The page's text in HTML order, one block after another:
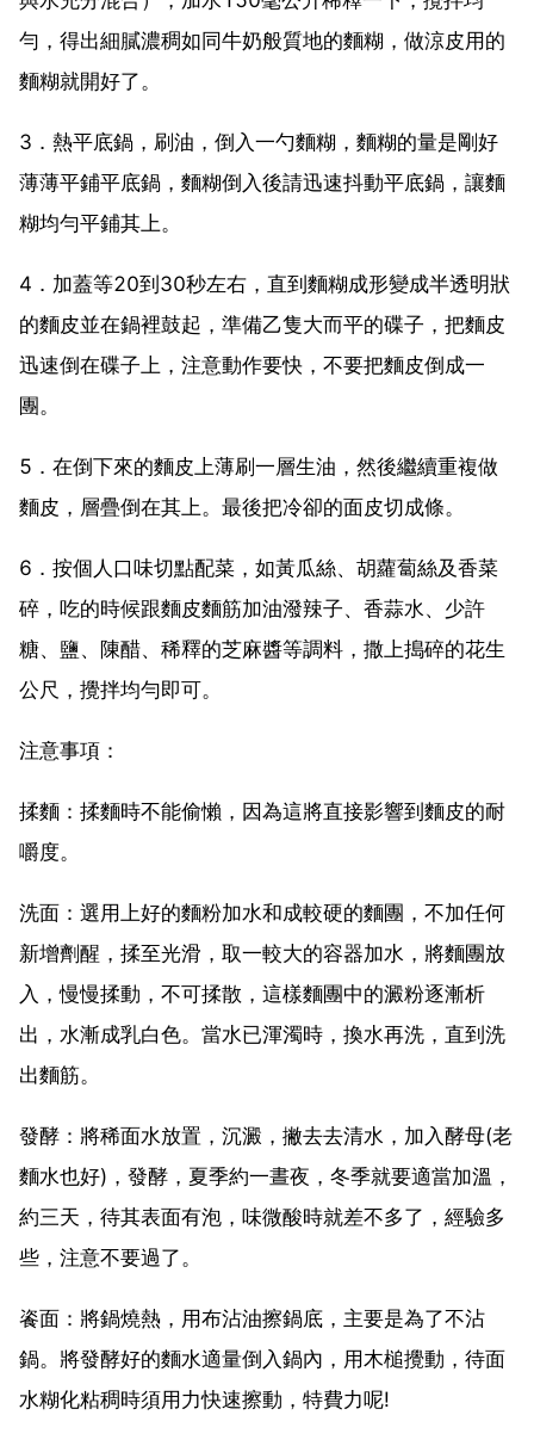
勻，得出細膩濃稠如同牛奶般質地的麵糊，做涼皮用的
麵糊就開好了。
3．熱平底鍋，刷油，倒入一勺麵糊，麵糊的量是剛好
薄薄平鋪平底鍋，麵糊倒入後請迅速抖動平底鍋，讓麵
糊均勻平鋪其上。
4．加蓋等20到30秒左右，直到麵糊成形變成半透明狀
的麵皮並在鍋裡鼓起，準備乙隻大而平的碟子，把麵皮
迅速倒在碟子上，注意動作要快，不要把麵皮倒成一
團。
5．在倒下來的麵皮上薄刷一層生油，然後繼續重複做
麵皮，層疊倒在其上。最後把冷卻的面皮切成條。
6．按個人口味切點配菜，如黃瓜絲、胡蘿蔔絲及香菜
碎，吃的時候跟麵皮麵筋加油潑辣子、香蒜水、少許
糖、鹽、陳醋、稀釋的芝麻醬等調料，撒上搗碎的花生
公尺，攪拌均勻即可。
注意事項：
揉麵：揉麵時不能偷懶，因為這將直接影響到麵皮的耐
嚼度。
洗面：選用上好的麵粉加水和成較硬的麵團，不加任何
新增劑醒，揉至光滑，取一較大的容器加水，將麵團放
入，慢慢揉動，不可揉散，這樣麵團中的澱粉逐漸析
出，水漸成乳白色。當水已渾濁時，換水再洗，直到洗
出麵筋。
發酵：將稀面水放置，沉澱，撇去去清水，加入酵母(老
麵水也好)，發酵，夏季約一晝夜，冬季就要適當加溫，
約三天，待其表面有泡，味微酸時就差不多了，經驗多
些，注意不要過了。
餈面：將鍋燒熱，用布沾油擦鍋底，主要是為了不沾
鍋。將發酵好的麵水適量倒入鍋內，用木槌攪動，待面
水糊化粘稠時須用力快速擦動，特費力呢!